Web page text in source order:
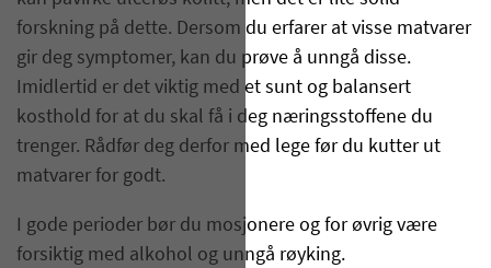
forskning på dette. Dersom du erfarer at visse matvarer
gir deg symptomer, kan du prøve å unngå disse.
Imidlertid er det viktig med et sunt og balansert
kosthold for at du skal få i deg næringsstoffene du
trenger. Rådfør deg derfor med lege før du kutter ut
matvarer for godt.
I gode perioder bør du mosjonere og for øvrig være
forsiktig med alkohol og unngå røyking.